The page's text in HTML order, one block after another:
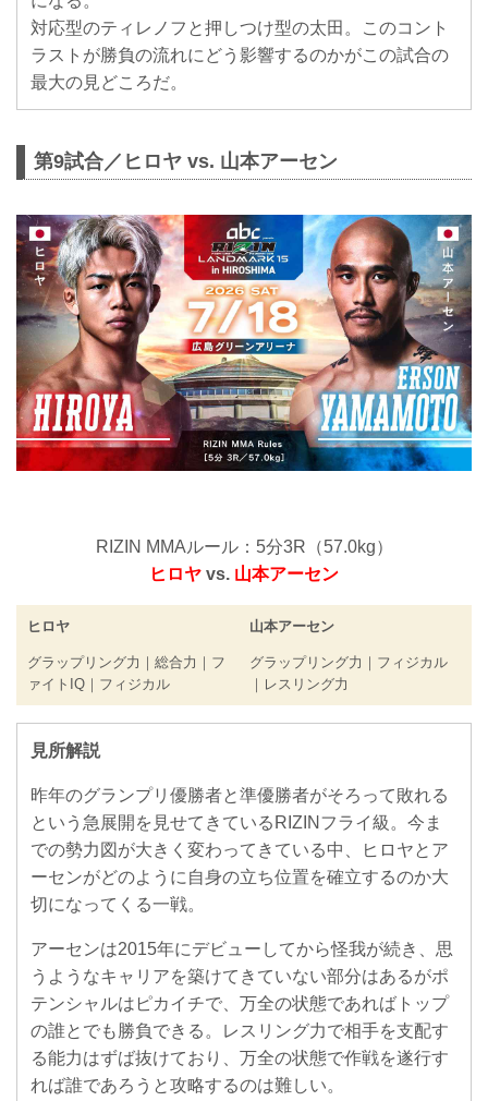
対応型のティレノフと押しつけ型の太田。このコント
ラストが勝負の流れにどう影響するのかがこの試合の
最大の見どころだ。
第9試合／ヒロヤ vs. 山本アーセン
RIZIN MMAルール：5分3R（57.0kg）
ヒロヤ vs. 山本アーセン
ヒロヤ
グラップリング力｜総合力｜フ
ァイトIQ｜フィジカル
山本アーセン
グラップリング力｜フィジカル
｜レスリング力
見所解説
昨年のグランプリ優勝者と準優勝者がそろって敗れる
という急展開を見せてきているRIZINフライ級。今ま
での勢力図が大きく変わってきている中、ヒロヤとア
ーセンがどのように自身の立ち位置を確立するのか大
切になってくる一戦。
アーセンは2015年にデビューしてから怪我が続き、思
うようなキャリアを築けてきていない部分はあるがポ
テンシャルはピカイチで、万全の状態であればトップ
の誰とでも勝負できる。レスリング力で相手を支配す
る能力はずば抜けており、万全の状態で作戦を遂行す
れば誰であろうと攻略するのは難しい。